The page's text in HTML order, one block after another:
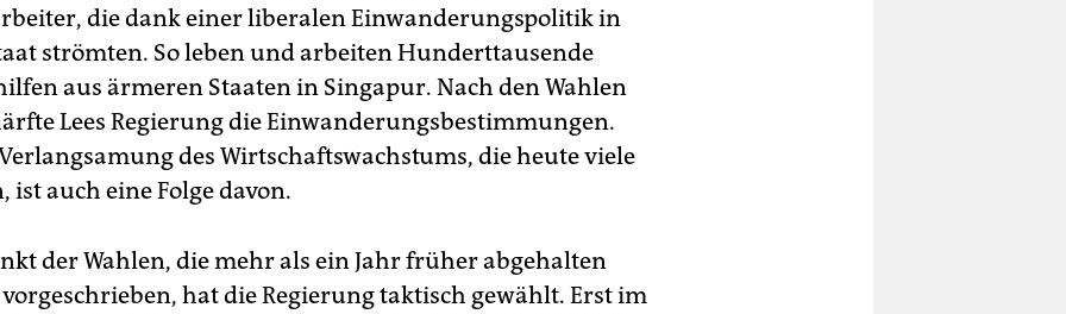
die dank einer liberalen Einwanderungspolitik in
strömten. So leben und arbeiten Hunderttausende
aus ärmeren Staaten in Singapur. Nach den Wahlen
Lees Regierung die Einwanderungsbestimmungen.
des Wirtschaftswachstums, die heute viele
ist auch eine Folge davon.
der Wahlen, die mehr als ein Jahr früher abgehalten
hat die Regierung taktisch gewählt. Erst im